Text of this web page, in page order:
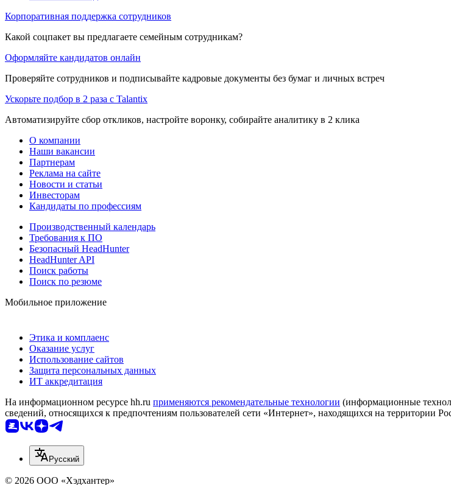
Корпоративная поддержка сотрудников
Какой соцпакет вы предлагаете семейным сотрудникам?
Оформляйте кандидатов онлайн
Проверяйте сотрудников и подписывайте кадровые документы без бумаг и личных встреч
Ускорьте подбор в 2 раза с Talantix
Автоматизируйте сбор откликов, настройте воронку, собирайте аналитику в 2 клика
О компании
Наши вакансии
Партнерам
Реклама на сайте
Новости и статьи
Инвесторам
Кандидаты по профессиям
Производственный календарь
Требования к ПО
Безопасный HeadHunter
HeadHunter API
Поиск работы
Поиск по резюме
Мобильное приложение
Этика и комплаенс
Оказание услуг
Использование сайтов
Защита персональных данных
ИТ аккредитация
На информационном ресурсе hh.ru применяются рекомендательные технологии (информационные
сведений, относящихся к предпочтениям пользователей сети «Интернет», находящихся на территории
Русский
© 2026 ООО «Хэдхантер»